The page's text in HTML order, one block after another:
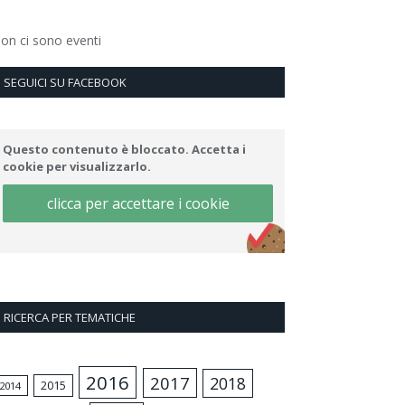
ci sono eventi
SEGUICI SU FACEBOOK
Questo contenuto è bloccato. Accetta i
cookie per visualizzarlo.
clicca per accettare i cookie
RICERCA PER TEMATICHE
2014 2015 2016 2017 2018